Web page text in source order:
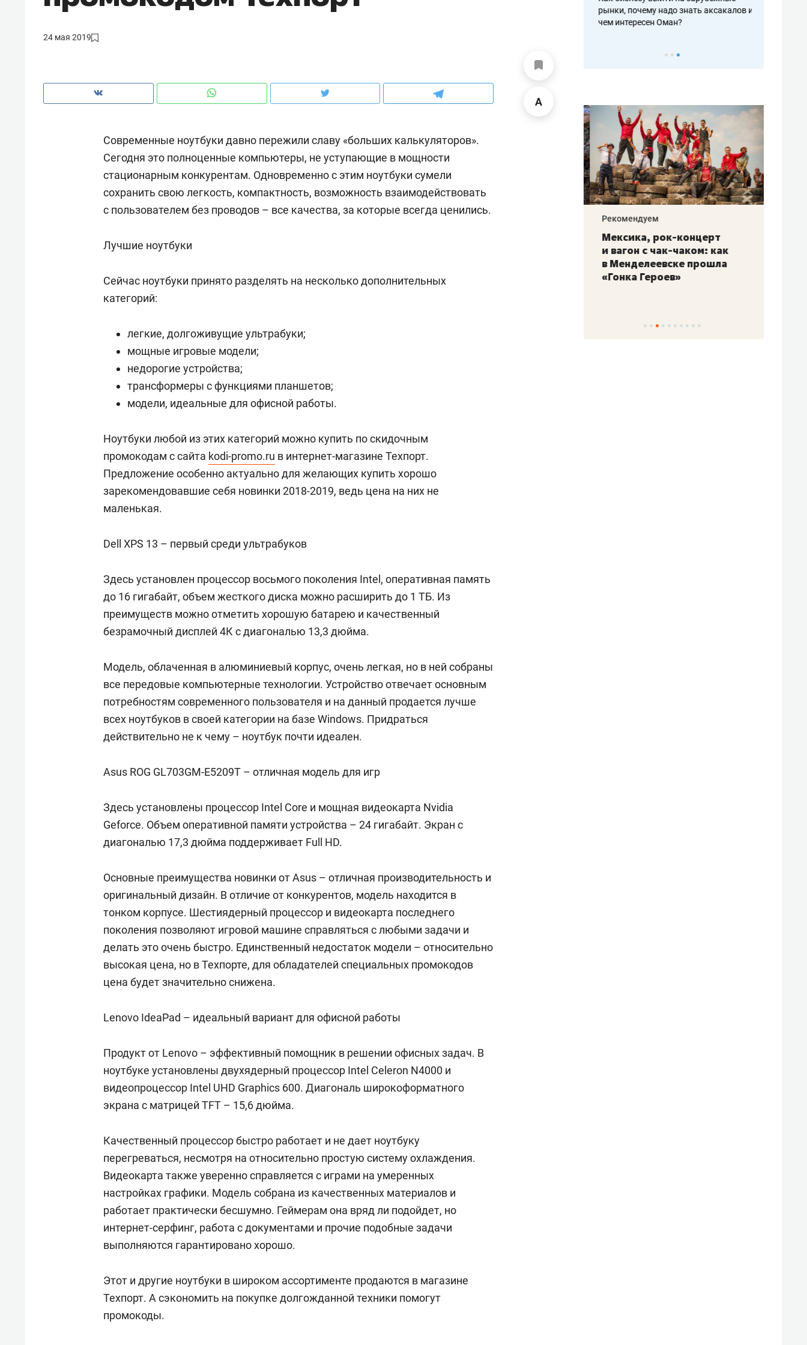
24 мая 2019
Современные ноутбуки давно пережили славу «больших калькуляторов».
Сегодня это полноценные компьютеры, не уступающие в мощности
стационарным конкурентам. Одновременно с этим ноутбуки сумели
сохранить свою легкость, компактность, возможность взаимодействовать
с пользователем без проводов – все качества, за которые всегда ценились.
Лучшие ноутбуки
Сейчас ноутбуки принято разделять на несколько дополнительных
категорий:
легкие, долгоживущие ультрабуки;
мощные игровые модели;
недорогие устройства;
трансформеры с функциями планшетов;
модели, идеальные для офисной работы.
Ноутбуки любой из этих категорий можно купить по скидочным
промокодам с сайта kodi-promo.ru в интернет-магазине Техпорт.
Предложение особенно актуально для желающих купить хорошо
зарекомендовавшие себя новинки 2018-2019, ведь цена на них не
маленькая.
Dell XPS 13 – первый среди ультрабуков
Здесь установлен процессор восьмого поколения Intel, оперативная память
до 16 гигабайт, объем жесткого диска можно расширить до 1 ТБ. Из
преимуществ можно отметить хорошую батарею и качественный
безрамочный дисплей 4К с диагональю 13,3 дюйма.
Модель, облаченная в алюминиевый корпус, очень легкая, но в ней собраны
все передовые компьютерные технологии. Устройство отвечает основным
потребностям современного пользователя и на данный продается лучше
всех ноутбуков в своей категории на базе Windows. Придраться
действительно не к чему – ноутбук почти идеален.
Asus ROG GL703GM-E5209T – отличная модель для игр
Здесь установлены процессор Intel Core и мощная видеокарта Nvidia
Geforce. Объем оперативной памяти устройства – 24 гигабайт. Экран с
диагональю 17,3 дюйма поддерживает Full HD.
Основные преимущества новинки от Asus – отличная производительность и
оригинальный дизайн. В отличие от конкурентов, модель находится в
тонком корпусе. Шестиядерный процессор и видеокарта последнего
поколения позволяют игровой машине справляться с любыми задачи и
делать это очень быстро. Единственный недостаток модели – относительно
высокая цена, но в Техпорте, для обладателей специальных промокодов
цена будет значительно снижена.
Lenovo IdeaPad – идеальный вариант для офисной работы
Продукт от Lenovo – эффективный помощник в решении офисных задач. В
ноутбуке установлены двухядерный процессор Intel Celeron N4000 и
видеопроцессор Intel UHD Graphics 600. Диагональ широкоформатного
экрана с матрицей TFT – 15,6 дюйма.
Качественный процессор быстро работает и не дает ноутбуку
перегреваться, несмотря на относительно простую систему охлаждения.
Видеокарта также уверенно справляется с играми на умеренных
настройках графики. Модель собрана из качественных материалов и
работает практически бесшумно. Геймерам она вряд ли подойдет, но
интернет-серфинг, работа с документами и прочие подобные задачи
выполняются гарантировано хорошо.
Этот и другие ноутбуки в широком ассортименте продаются в магазине
Техпорт. А сэкономить на покупке долгожданной техники помогут
промокоды.
рынки, почему надо знать аксакалов и
о трехкратном росте цен, дотошных
рынки, почему надо знать аксакалов и
чем интересен Оман?
создают оазис жилого
Рекомендуем Рекомендуем
состоянием как основа
Рекомендуем
Мексика, рок-концерт
и вагон с чак-чаком: как
в Менделеевске прошла
«Гонка Героев»